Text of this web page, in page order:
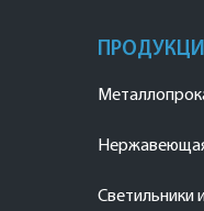
Светильники